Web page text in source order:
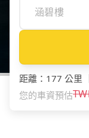
距離 ： 177 公里 ｜
您的車資預估